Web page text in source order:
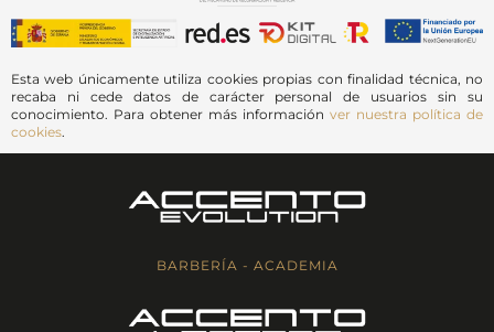
Esta web únicamente utiliza cookies propias con finalidad técnica, no
recaba ni cede datos de carácter personal de usuarios sin su
conocimiento. Para obtener más información ver nuestra política de
cookies.
BARBERÍA - ACADEMIA